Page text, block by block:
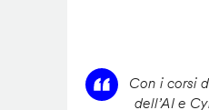
Con i corsi
dell’AI e